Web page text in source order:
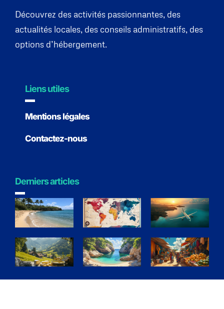
Découvrez des activités passionnantes, des
actualités locales, des conseils administratifs, des
options d’hébergement.
Liens utiles
Mentions légales
Contactez-nous
Derniers articles